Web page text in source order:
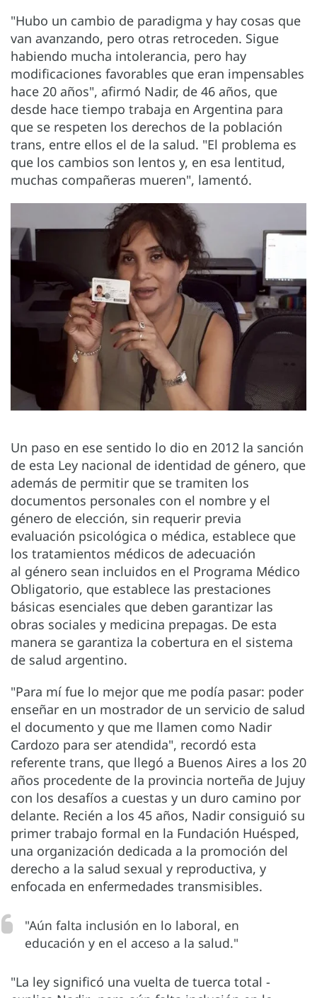
"Hubo un cambio de paradigma y hay cosas que
van avanzando, pero otras retroceden. Sigue
habiendo mucha intolerancia, pero hay
modificaciones favorables que eran impensables
hace 20 años", afirmó Nadir, de 46 años, que
desde hace tiempo trabaja en Argentina para
que se respeten los derechos de la población
trans, entre ellos el de la salud. "El problema es
que los cambios son lentos y, en esa lentitud,
muchas compañeras mueren", lamentó.
Un paso en ese sentido lo dio en 2012 la sanción
de esta Ley nacional de identidad de género, que
además de permitir que se tramiten los
documentos personales con el nombre y el
género de elección, sin requerir previa
evaluación psicológica o médica, establece que
los tratamientos médicos de adecuación
al género sean incluidos en el Programa Médico
Obligatorio, que establece las prestaciones
básicas esenciales que deben garantizar las
obras sociales y medicina prepagas. De esta
manera se garantiza la cobertura en el sistema
de salud argentino.
"Para mí fue lo mejor que me podía pasar: poder
enseñar en un mostrador de un servicio de salud
el documento y que me llamen como Nadir
Cardozo para ser atendida", recordó esta
referente trans, que llegó a Buenos Aires a los 20
años procedente de la provincia norteña de Jujuy
con los desafíos a cuestas y un duro camino por
delante. Recién a los 45 años, Nadir consiguió su
primer trabajo formal en la Fundación Huésped,
una organización dedicada a la promoción del
derecho a la salud sexual y reproductiva, y
enfocada en enfermedades transmisibles.
"Aún falta inclusión en lo laboral, en
educación y en el acceso a la salud."
"La ley significó una vuelta de tuerca total -